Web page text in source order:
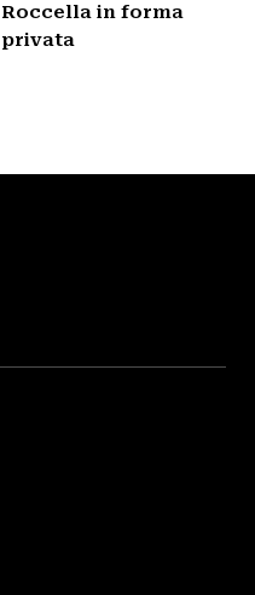
Roccella in forma
privata